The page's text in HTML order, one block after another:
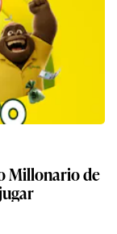
Millonario de